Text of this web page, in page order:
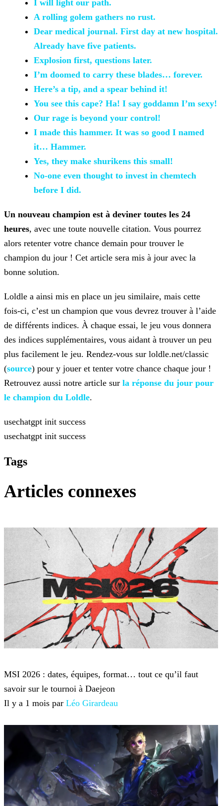
I will light our path.
A rolling golem gathers no rust.
Dear medical journal. First day at new hospital.
Already have five patients.
Explosion first, questions later.
I’m doomed to carry these blades… forever.
Here’s a tip, and a spear behind it!
You see this cape? Ha! I say goddamn I’m sexy!
Our rage is beyond your control!
I made this hammer. It was so good I named
it… Hammer.
Yes, they make shurikens this small!
No-one even thought to invest in chemtech
before I did.
Un nouveau champion est à deviner toutes les 24
heures, avec une toute nouvelle citation. Vous pourrez
alors retenter votre chance demain pour trouver le
champion du jour ! Cet article sera mis à jour avec la
bonne solution.
Loldle a ainsi mis en place un jeu similaire, mais cette
fois-ci, c’est un champion que vous devrez trouver à l’aide
de différents indices. À chaque essai, le jeu vous donnera
des indices supplémentaires, vous aidant à trouver un peu
plus facilement le jeu. Rendez-vous sur loldle.net/classic
(source) pour y jouer et tenter votre chance chaque jour !
Retrouvez aussi notre article sur la réponse du jour pour
le champion du Loldle.
usechatgpt init success
usechatgpt init success
Tags
Articles connexes
MSI 2026 : dates, équipes, format… tout ce qu’il faut
savoir sur le tournoi à Daejeon
Il y a 1 mois par Léo Girardeau